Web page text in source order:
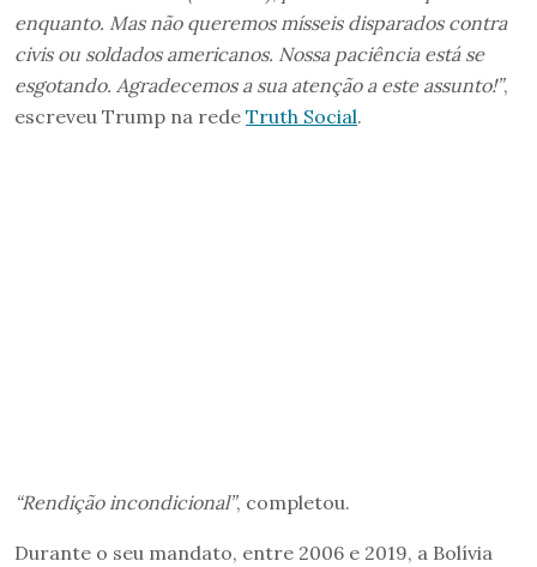
enquanto. Mas não queremos mísseis disparados contra
civis ou soldados americanos. Nossa paciência está se
esgotando. Agradecemos a sua atenção a este assunto!”,
escreveu Trump na rede Truth Social.
“Rendição incondicional”, completou.
Durante o seu mandato, entre 2006 e 2019, a Bolívia